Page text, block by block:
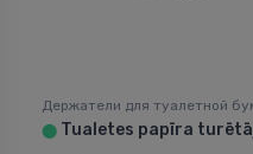
Держатели для туалетной
⬤ Tualetes papīra